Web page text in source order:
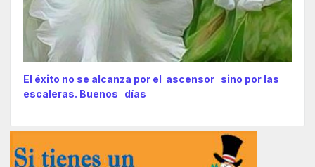
El éxito no se alcanza por el ascensor sino por las
escaleras. Buenos días